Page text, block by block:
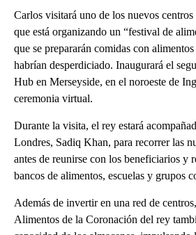
Carlos visitará uno de los nuevos
que está organizando un “festival de
que se prepararán comidas con
habrían desperdiciado. Inaugurará el
Hub en Merseyside, en el noroeste de
ceremonia virtual.
Durante la visita, el rey estará
Londres, Sadiq Khan, para recorrer las
antes de reunirse con los beneficiarios y
bancos de alimentos, escuelas y grupos
Además de invertir en una red de
Alimentos de la Coronación del rey